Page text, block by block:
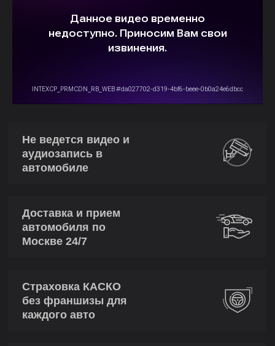
Не ведется видео и
аудиозапись в
автомобиле
Доставка и прием
автомобиля по
Москве 24/7
Страховка КАСКО
без франшизы для
каждого авто